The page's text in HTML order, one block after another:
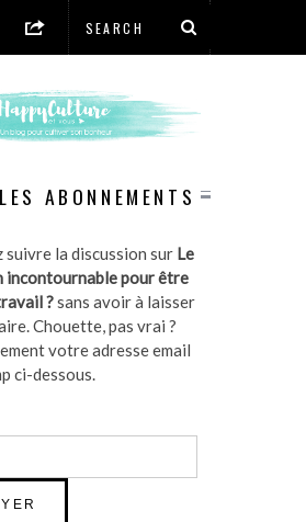
ABONNEMENTS
suivre la discussion sur Le
incontournable pour être
?sans avoir à laisser
Chouette, pas vrai ?
votre adresse email
ci-dessous.